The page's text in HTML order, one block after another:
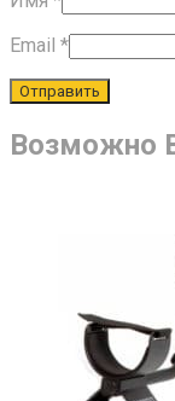
Email *
Возможно